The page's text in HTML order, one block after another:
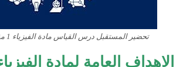
تحضير المستقبل درس القياس مادة الفيزياء 1 مقررات 1442هـ
الاهداف العامة لمادة الفيزياء 1